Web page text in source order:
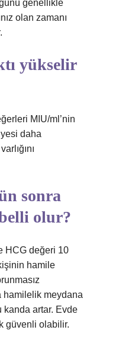
genellikle
olan zamanı
yükselir
MIU/ml’nin
daha
sonra
olur?
HCG değeri 10
hamile
hamilelik meydana
artar. Evde
güvenli olabilir.